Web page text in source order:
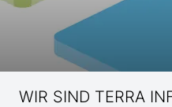
WIR SIND TERRA